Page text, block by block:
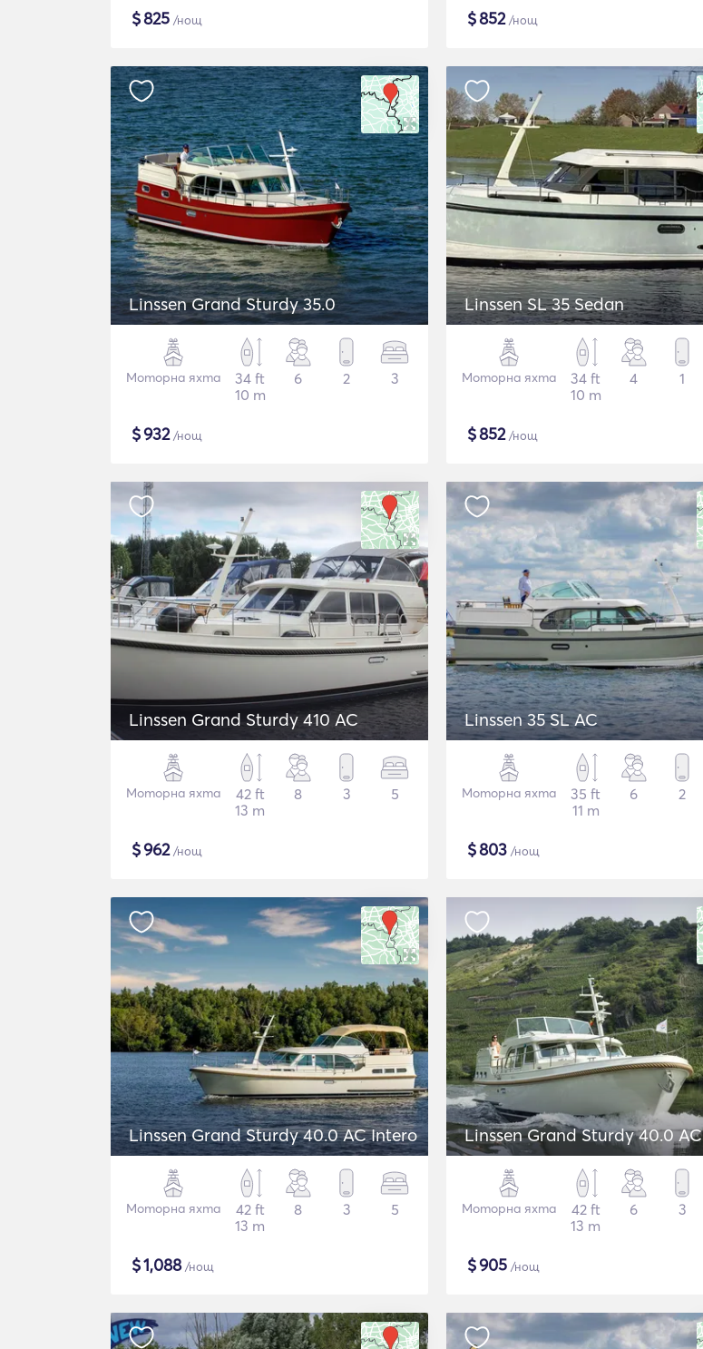
$825 /нощ $852/нощ
Linssen Grand Sturdy 35.0
Моторна яхта
34 ft
10 m
6 2 3
$932/нощ
Linssen SL 35 Sedan
Моторна яхта
34 ft
10 m
4 1
$852/нощ
Linssen Grand Sturdy 410 AC
Моторна яхта
42 ft
13 m
8 3 5
$962/нощ
Linssen 35 SL AC
Моторна яхта
35 ft
11 m
6 2
$803 /нощ
Linssen Grand Sturdy 40.0 AC Intero
Моторна яхта
42 ft
13 m
8 3 5
$1,088/нощ
Linssen Grand Sturdy 40.0 AC
Моторна яхта
42 ft
13 m
6 3
$905 /нощ